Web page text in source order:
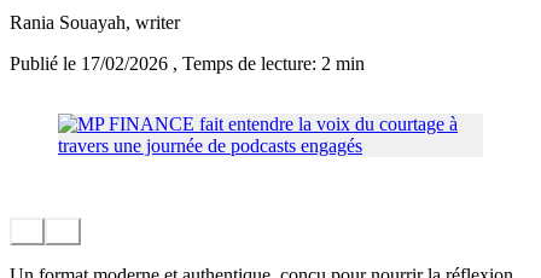
Rania Souayah, writer
Publié le 17/02/2026 , Temps de lecture: 2 min